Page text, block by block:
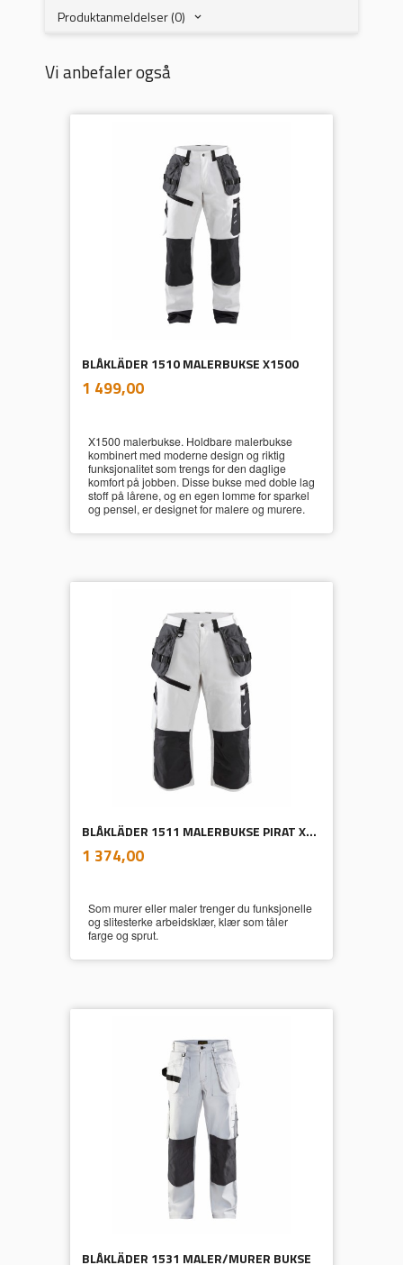
Produktanmeldelser (0)
Vi anbefaler også
BLÅKLÄDER 1510 MALERBUKSE X1500
Pris
1 499,00mva.
X1500 malerbukse. Holdbare malerbukse
kombinert med moderne design og riktig
funksjonalitet som trengs for den daglige
komfort på jobben. Disse bukse med doble lag
stoff på lårene, og en egen lomme for sparkel
og pensel, er designet for malere og murere.
BLÅKLÄDER 1511 MALERBUKSE PIRAT X1500
Pris
1 374,00mva.
Som murer eller maler trenger du funksjonelle
og slitesterke arbeidsklær, klær som tåler
farge og sprut.
BLÅKLÄDER 1531 MALER/MURER BUKSE